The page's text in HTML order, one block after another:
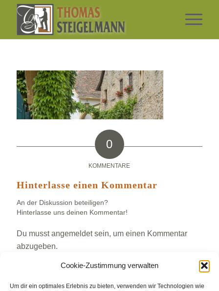
Cookie-Zustimmung verwalten
Um dir ein optimales Erlebnis zu bieten, verwenden wir Technologien wie
0
KOMMENTARE
Hinterlasse einen Kommentar
An der Diskussion beteiligen?
Hinterlasse uns deinen Kommentar!
Du musstangemeldetsein, um einen Kommentar
abzugeben.